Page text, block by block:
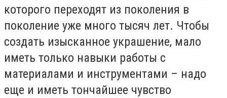
которого переходят из поколения в
поколение уже много тысяч лет. Чтобы
создать изысканное украшение, мало
иметь только навыки работы с
материалами и инструментами – надо
еще и иметь тончайшее чувство